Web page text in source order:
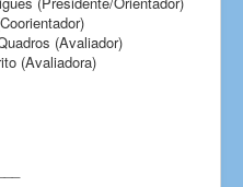
(Avaliador)
(Avaliadora)